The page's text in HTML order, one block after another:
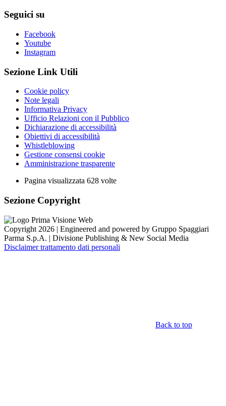
Seguici su
Facebook
Youtube
Instagram
Sezione Link Utili
Cookie policy
Note legali
Informativa Privacy
Ufficio Relazioni con il Pubblico
Dichiarazione di accessibilità
Obiettivi di accessibilità
Whistleblowing
Gestione consensi cookie
Amministrazione trasparente
Pagina visualizzata 628 volte
Sezione Copyright
Copyright 2026 | Engineered and powered by Gruppo Spaggiari
Parma S.p.A. | Divisione Publishing & New Social Media
Disclaimer trattamento dati personali
Back to top